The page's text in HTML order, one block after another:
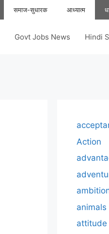
समाज-सुधारक आध्यात्म
Govt Jobs News Hindi
Action
animals
attitude